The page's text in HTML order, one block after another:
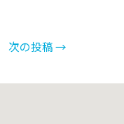
次の投稿→